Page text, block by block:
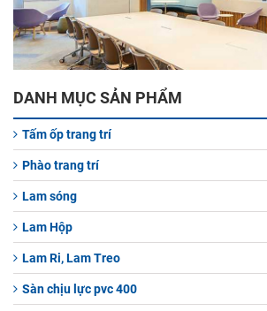
DANH MỤC SẢN PHẨM
Tấm ốp trang trí
Phào trang trí
Lam sóng
Lam Hộp
Lam Ri, Lam Treo
Sàn chịu lực pvc 400